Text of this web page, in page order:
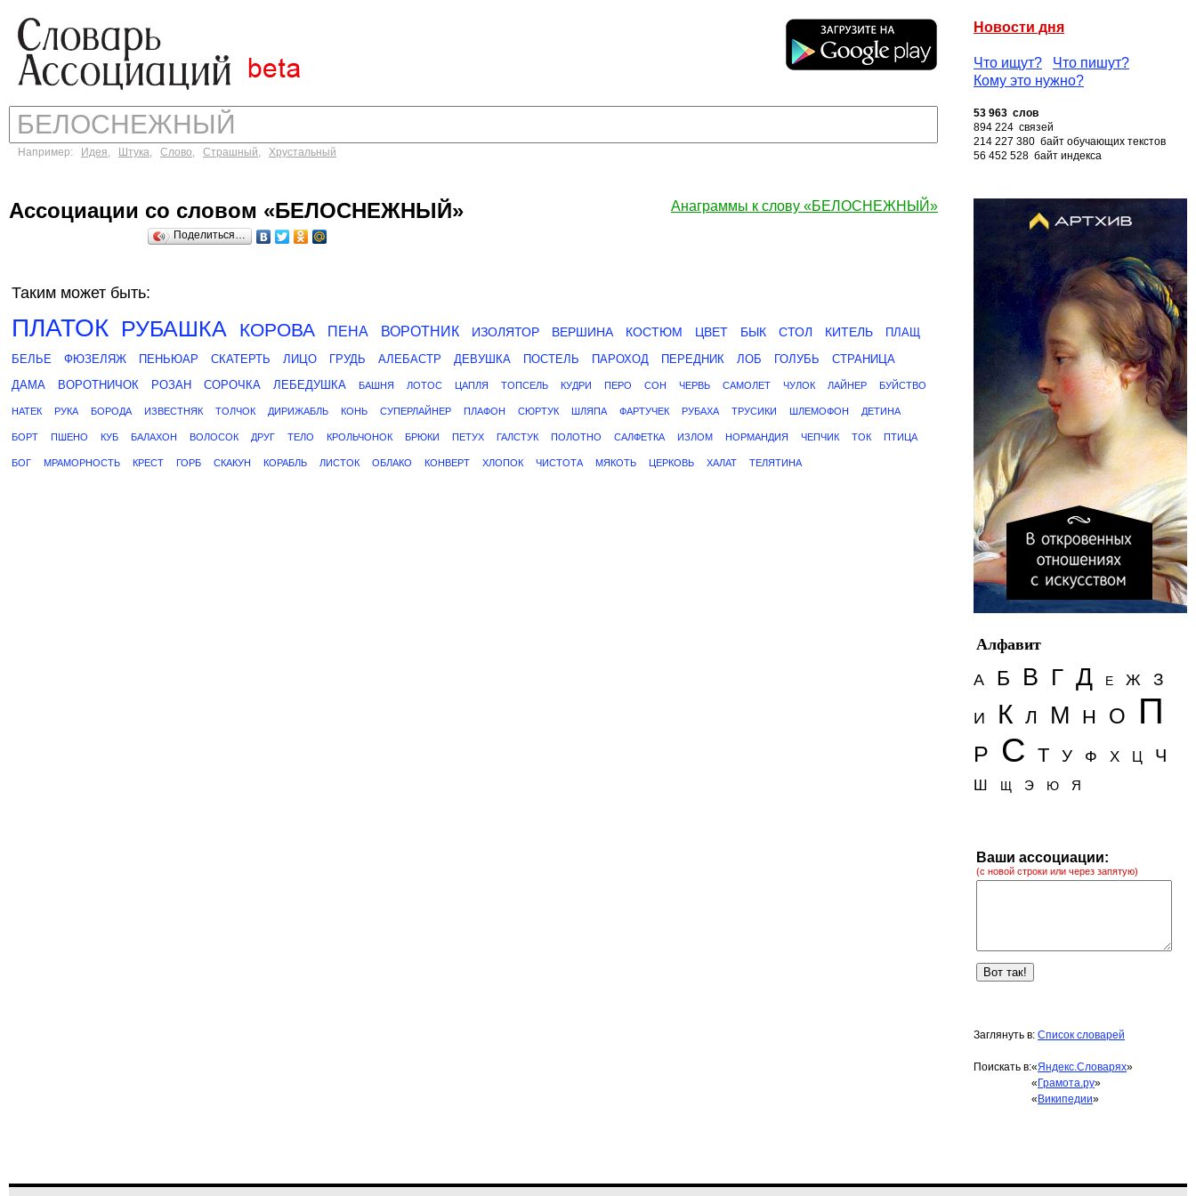
Новости дня
Что ищут?
Что пишут?
Кому это нужно?
Например: Идея, Штука, Слово, Страшный, Хрустальный
53 963 слов
894 224 связей
214 227 380 байт обучающих текстов
56 452 528 байт индекса
Анаграммы к слову «БЕЛОСНЕЖНЫЙ»
Ассоциации со словом «БЕЛОСНЕЖНЫЙ»
Поделиться…
Таким может быть:
ПЛАТОК РУБАШКА КОРОВА ПЕНА ВОРОТНИК ИЗОЛЯТОР ВЕРШИНА КОСТЮМ ЦВЕТ БЫК СТОЛ КИТЕЛЬ
ПЛАЩ
БЕЛЬЕ
ФЮЗЕЛЯЖ ПЕНЬЮАР СКАТЕРТЬ ЛИЦО ГРУДЬ АЛЕБАСТР ДЕВУШКА ПОСТЕЛЬ ПАРОХОД ПЕРЕДНИК ЛОБ ГОЛУБЬ
СТРАНИЦА
ДАМА
ВОРОТНИЧОК РОЗАН СОРОЧКА ЛЕБЕДУШКА БАШНЯ ЛОТОС ЦАПЛЯ ТОПСЕЛЬ КУДРИ ПЕРО СОН ЧЕРВЬ САМОЛЕТ ЧУЛОК ЛАЙНЕР БУЙСТВО
НАТЕК РУКА БОРОДА ИЗВЕСТНЯК ТОЛЧОК ДИРИЖАБЛЬ КОНЬ СУПЕРЛАЙНЕР ПЛАФОН СЮРТУК ШЛЯПА ФАРТУЧЕК РУБАХА ТРУСИКИ ШЛЕМОФОН ДЕТИНА
БОРТ ПШЕНО КУБ БАЛАХОН ВОЛОСОК ДРУГ ТЕЛО КРОЛЬЧОНОК БРЮКИ ПЕТУХ ГАЛСТУК ПОЛОТНО САЛФЕТКА ИЗЛОМ НОРМАНДИЯ ЧЕПЧИК ТОК ПТИЦА
БОГ МРАМОРНОСТЬ КРЕСТ ГОРБ СКАКУН КОРАБЛЬ ЛИСТОК ОБЛАКО КОНВЕРТ ХЛОПОК ЧИСТОТА МЯКОТЬ ЦЕРКОВЬ ХАЛАТ ТЕЛЯТИНА
Алфавит
А
Б В Г Д Е Ж З
И К Л М Н О П
Р С Т У Ф Х Ц Ч
Ш Щ Э Ю Я
Ваши ассоциации:
(с новой строки или через запятую)
Заглянуть в: Список словарей
Поискать в:«Яндекс.Словарях»
« Грамота.ру»
« Википедии»